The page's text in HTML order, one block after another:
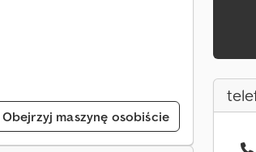
Obejrzyj maszynę osobiście